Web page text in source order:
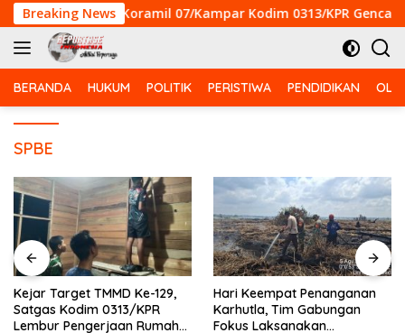
Langsung
ke
konten
Breaking News
Babinsa Koramil 07/Kampar Kodim 0313/KPR
BERANDA HUKUM POLITIK PERISTIWA PENDIDIKAN
SPBE
Kejar Target TMMD Ke-129,
Satgas Kodim 0313/KPR
Lembur Pengerjaan Rumah
Hari Keempat Penanganan
Karhutla, Tim Gabungan
Fokus Laksanakan